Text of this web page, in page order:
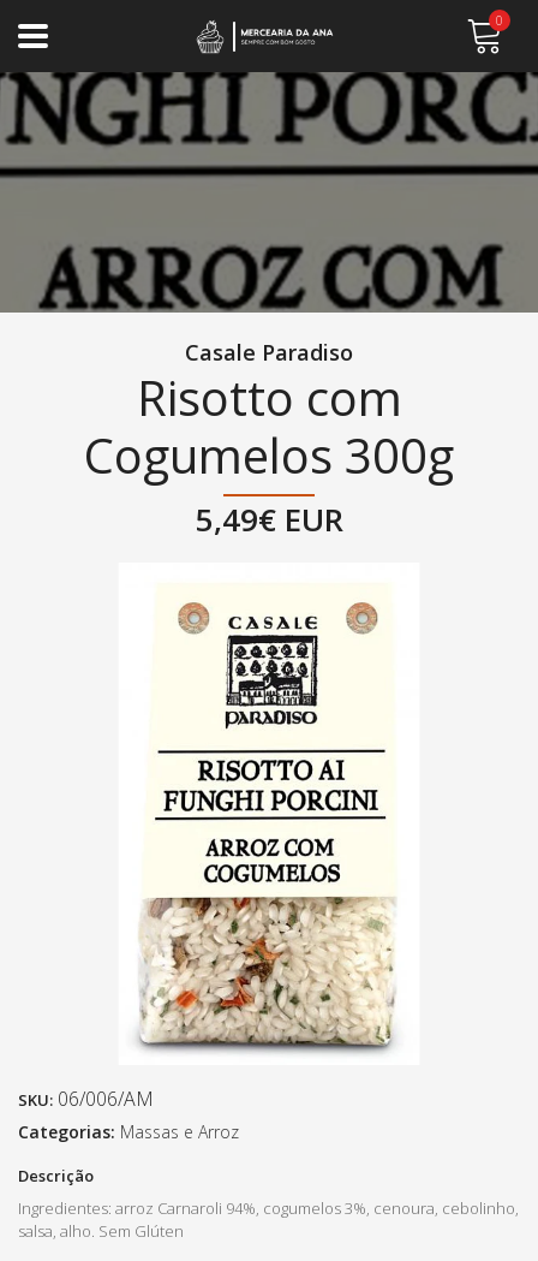
0
Casale Paradiso
Risotto com
Cogumelos 300g
5,49€ EUR
SKU: 06/006/AM
Categorias: Massas e Arroz
Descrição
Ingredientes: arroz Carnaroli 94%, cogumelos 3%, cenoura, cebolinho,
salsa, alho. Sem Glúten